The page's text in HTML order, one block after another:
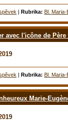
| Rubrika: Bl.
avec l'icône de
| Rubrika: Bl.
Marie-